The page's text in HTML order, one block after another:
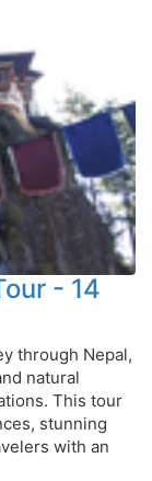
- 14
through Nepal,
natural
This tour
stunning
with an